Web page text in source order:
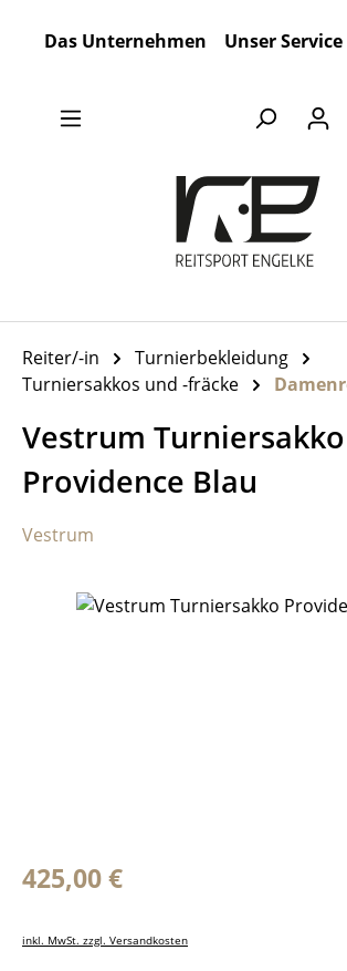
Das Unternehmen Unser Service
Reiter/-in
Turnierbekleidung
Turniersakkos und -fräcke
Vestrum Turniersakko
Providence Blau
Vestrum
Bildergalerie überspringen
Regulärer Preis:
425,00 €
inkl. MwSt. zzgl. Versandkosten